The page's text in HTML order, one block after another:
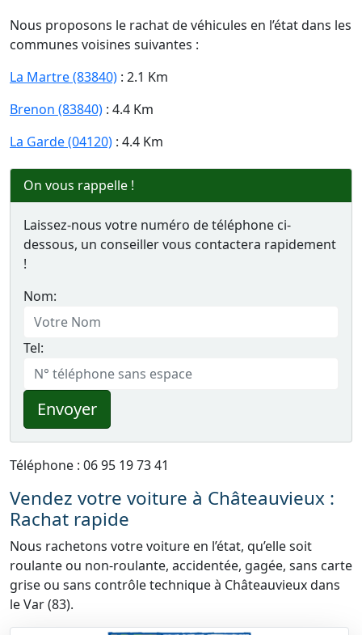
Nous proposons le rachat de véhicules en l’état dans les
communes voisines suivantes :
La Martre (83840) : 2.1 Km
Brenon (83840) : 4.4 Km
La Garde (04120) : 4.4 Km
On vous rappelle !
Laissez-nous votre numéro de téléphone ci-
dessous, un conseiller vous contactera rapidement
!
Nom:
Tel:
Envoyer
Téléphone : 06 95 19 73 41
Vendez votre voiture à Châteauvieux :
Rachat rapide
Nous rachetons votre voiture en l’état, qu’elle soit
roulante ou non-roulante, accidentée, gagée, sans carte
grise ou sans contrôle technique à Châteauvieux dans
le Var (83).